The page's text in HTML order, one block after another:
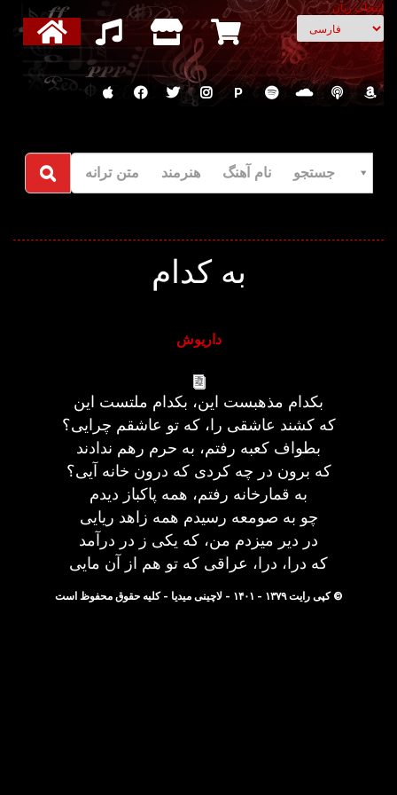
انتخاب زبان
P
جستجو نام آهنگ هنرمند متن ترانه
به کدام
داریوش
بکدام مذهبست این، بکدام ملتست این
که کشند عاشقی را، که تو عاشقم چرایی؟
بطواف کعبه رفتم، به حرم رهم ندادند
که برون در چه کردی که درون خانه آیی؟
به قمارخانه رفتم، همه پاکباز دیدم
چو به صومعه رسیدم همه زاهد ریایی
در دیر میزدم من، که یکی ز در درآمد
که درا، درا، عراقی که تو هم از آن مایی
© کپی رایت ۱۳۷۹ - ۱۴۰۱ - لاچینی میدیا - کلیه حقوق محفوظ است